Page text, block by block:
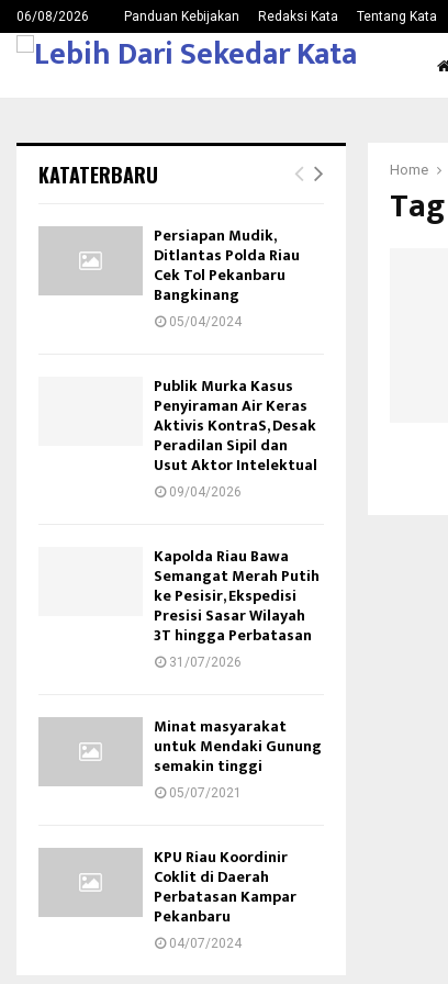
06/08/2026 Panduan Kebijakan Redaksi Kata Tentang Kata
Home
KATATERBARU
Persiapan Mudik,
Ditlantas Polda Riau
Cek Tol Pekanbaru
Bangkinang
05/04/2024
Publik Murka Kasus
Penyiraman Air Keras
Aktivis KontraS, Desak
Peradilan Sipil dan
Usut Aktor Intelektual
09/04/2026
Kapolda Riau Bawa
Semangat Merah Putih
ke Pesisir, Ekspedisi
Presisi Sasar Wilayah
3T hingga Perbatasan
31/07/2026
Minat masyarakat
untuk Mendaki Gunung
semakin tinggi
05/07/2021
KPU Riau Koordinir
Coklit di Daerah
Perbatasan Kampar
Pekanbaru
04/07/2024